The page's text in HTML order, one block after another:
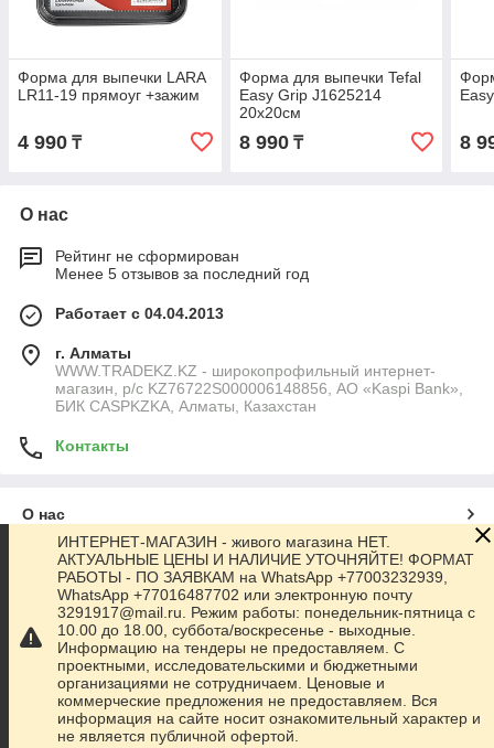
Форма для выпечки LARA
LR11-19 прямоуг +зажим
4 990 ₸
Форма для выпечки Tefal
Easy Grip J1625214
20х20см
8 990₸ 8
О нас
Рейтинг не сформирован
Менее 5 отзывов за последний год
Работает с 04.04.2013
г. Алматы
WWW.TRADEKZ.KZ - широкопрофильный интернет-
магазин, р/с KZ76722S000006148856, АО «Kaspi Bank»,
БИК CASPKZKA, Алматы, Казахстан
Контакты
О нас
Контакты
Доставка и оплата
Полная версия сайта
Сайт создан на маркетплейсеSatu.kz
ИНТЕРНЕТ-МАГАЗИН - живого магазина НЕТ.
АКТУАЛЬНЫЕ ЦЕНЫ И НАЛИЧИЕ УТОЧНЯЙТЕ! ФОРМАТ
РАБОТЫ - ПО ЗАЯВКАМ на WhatsApp +77003232939,
WhatsApp +77016487702 или электронную почту
3291917@mail.ru. Режим работы: понедельник-пятница с
10.00 до 18.00, суббота/воскресенье - выходные.
Информацию на тендеры не предоставляем. С
проектными, исследовательскими и бюджетными
организациями не сотрудничаем. Ценовые и
коммерческие предложения не предоставляем. Вся
информация на сайте носит ознакомительный характер и
не является публичной офертой.